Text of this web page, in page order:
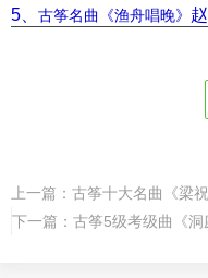
5、 古筝名曲《渔舟唱晚》
上一篇： 古筝十大名曲《梁
下一篇： 古筝5级考级曲《